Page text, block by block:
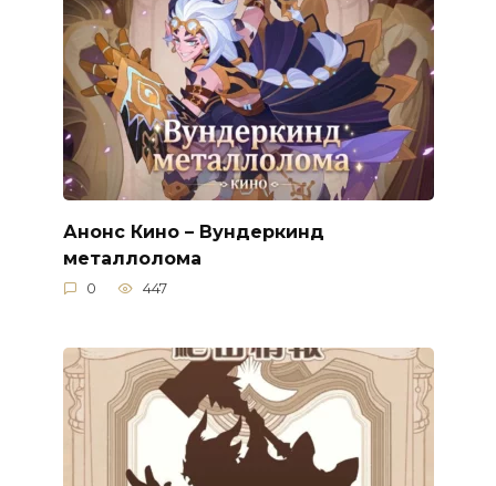
Анонс Кино – Вундеркинд
металлолома
0 447